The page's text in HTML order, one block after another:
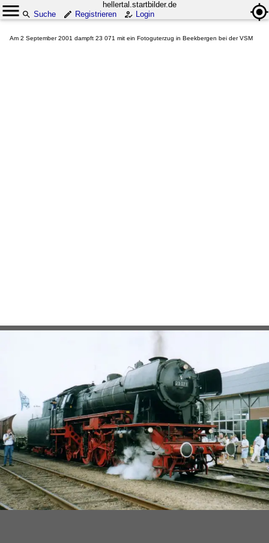
hellertal.startbilder.de
Suche
Registrieren Login
Am 2 September 2001 dampft 23 071 mit ein Fotoguterzug in Beekbergen bei der VSM